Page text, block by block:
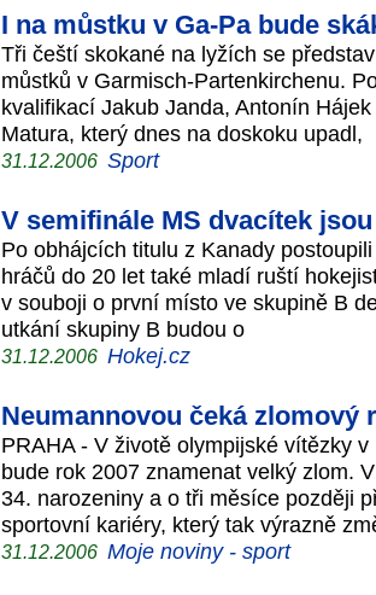
I na můstku v Ga-Pa bude
Tři čeští skokané na lyžích se
můstků v Garmisch-Partenkirchenu.
kvalifikací Jakub Janda, Antonín
Matura, který dnes na doskoku upadl,
31.12.2006 Sport
V semifinále MS dvacítek
Po obhájcích titulu z Kanady
hráčů do 20 let také mladí ruští
v souboji o první místo ve skupině B
utkání skupiny B budou o
31.12.2006 Hokej.cz
Neumannovou čeká zlomový
PRAHA - V životě olympijské vítězky
bude rok 2007 znamenat velký zlom.
34. narozeniny a o tři měsíce později
sportovní kariéry, který tak výrazně
31.12.2006 Moje noviny - sport